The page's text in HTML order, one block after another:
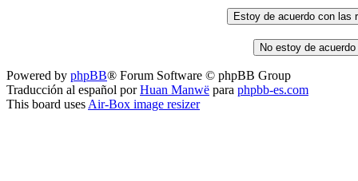
Powered by phpBB® Forum Software © phpBB Group
Traducción al español porHuan Manwë para phpbb-es.com
This board uses Air-Box image resizer